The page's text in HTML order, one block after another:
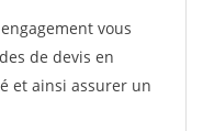
vous
de devis en
et ainsi assurer un